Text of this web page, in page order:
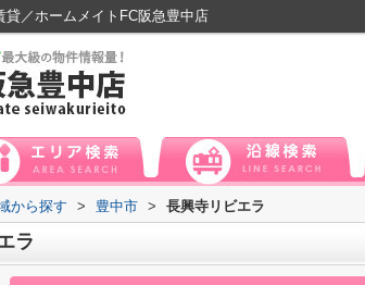
／ホームメイトFC阪急豊中店
から探す > 豊中市 > 長興寺リビエラ
ラ